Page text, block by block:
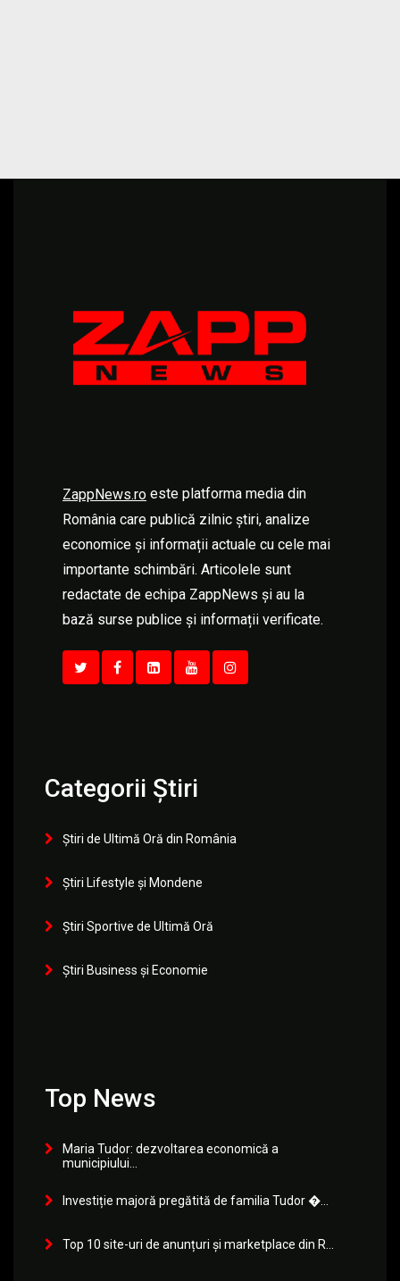
ZappNews.ro este platforma media din
România care publică zilnic știri, analize
economice și informații actuale cu cele mai
importante schimbări. Articolele sunt
redactate de echipa ZappNews și au la
bază surse publice și informații verificate.
Categorii Știri
Știri de Ultimă Oră din România
Știri Lifestyle și Mondene
Știri Sportive de Ultimă Oră
Știri Business și Economie
Top News
Maria Tudor: dezvoltarea economică a
municipiului...
Investiție majoră pregătită de familia Tudor �...
Top 10 site-uri de anunțuri și marketplace din R...